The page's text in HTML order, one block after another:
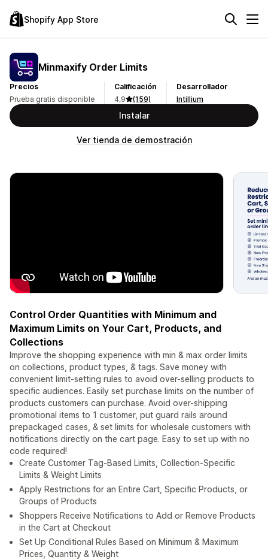
Shopify App Store
Minmaxify Order Limits
Precios
Prueba gratis disponible
Calificación
4,9
(159)
Desarrollador
Intillium
Instalar
Ver tienda de demostración
Control Order Quantities with Minimum and
Maximum Limits on Your Cart, Products, and
Collections
Improve the shopping experience with min & max order limits
on collections, product types, & tags. Save money with
convenient limit-setting rules to avoid over-selling products to
specific audiences. Easily set purchase limits on the number of
products customers can purchase. Avoid over-shipping
promotional items to 1 customer, put guard rails around
prepackaged cases, & set limits for wholesale customers with
notifications directly on the cart page. Easy to set up with no
code required!
Create Customer Tag-Based Limits, Collection-Specific
Limits & Weight Limits
Apply Restrictions for an Entire Cart, Specific Products, or
Groups of Products
Shoppers Receive Notifications to Add or Remove Products
in the Cart at Checkout
Set Up Conditional Rules Based on Minimum & Maximum
Prices, Quantity & Weight